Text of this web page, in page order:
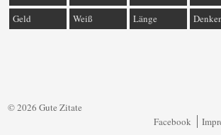
Geld
Weiß Länge
© 2026 Gute Zitate
Facebook